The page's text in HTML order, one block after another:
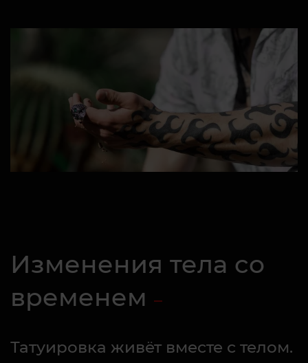
Изменения тела со
временем
Татуировка живёт вместе с телом.